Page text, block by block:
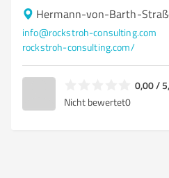
Hermann-von-Barth-
info@rockstroh-consulting.com
rockstroh-consulting.com/
0,00 /
Nicht bewertet0